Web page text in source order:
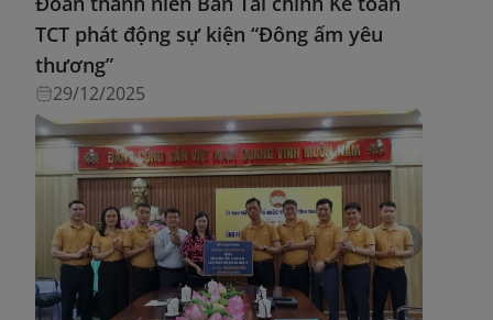
TCT phát động sự kiện “Đông ấm yêu
thương”
29/12/2025